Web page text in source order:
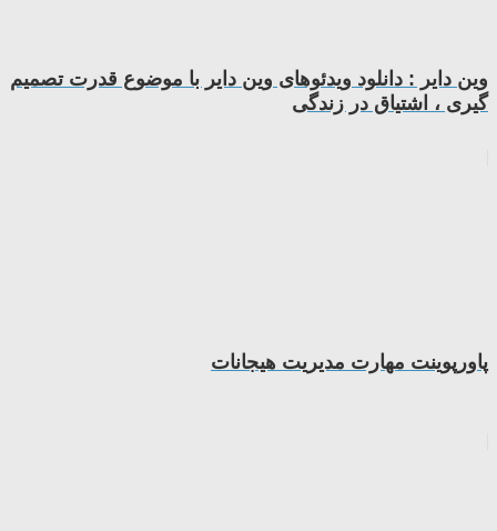
وین دایر : دانلود ویدئوهای وین دایر با موضوع قدرت تصمیم
گیری ، اشتیاق در زندگی
پاورپوینت مهارت مديريت هيجانات